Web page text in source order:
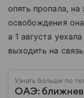
опять пропала, на
освобождения
а 1 августа
выходить на
Узнать больше по
ОАЭ: